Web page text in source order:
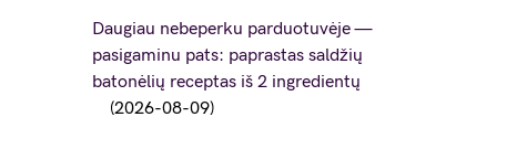
Daugiau nebeperku parduotuvėje —
pasigaminu pats: paprastas saldžių
batonėlių receptas iš 2 ingredientų
2026-08-09